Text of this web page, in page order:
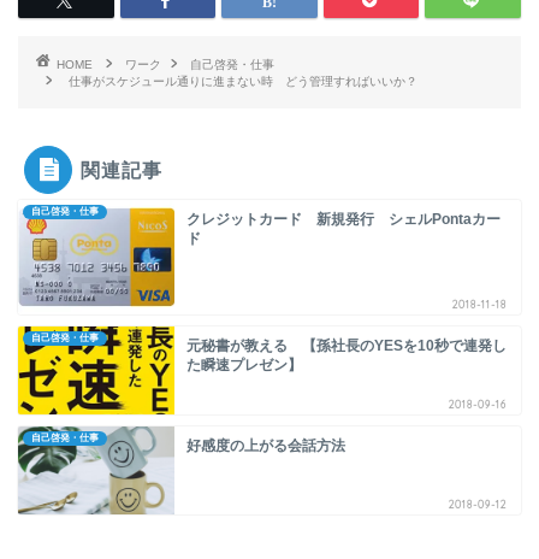
HOME ワーク
自己啓発・仕事
仕事がスケジュール通りに進まない時 どう管理すればいいか？
関連記事
自己啓発・仕事
クレジットカード 新規発行 シェルPontaカー
ド
2018-11-18
自己啓発・仕事
元秘書が教える 【孫社長のYESを10秒で連発し
た瞬速プレゼン】
2018-09-16
自己啓発・仕事 好感度の上がる会話方法
2018-09-12